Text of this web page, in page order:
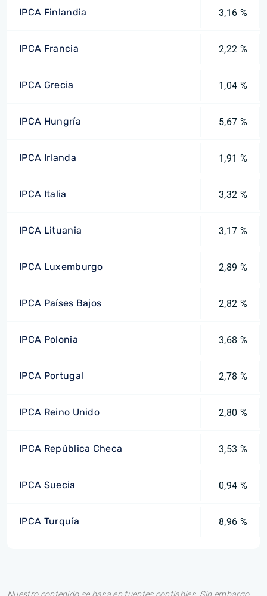
IPCA Finlandia 3,16 %
IPCA Francia 2,22 %
IPCA Grecia 1,04 %
IPCA Hungría 5,67 %
IPCA Irlanda 1,91 %
IPCA Italia 3,32 %
IPCA Lituania 3,17 %
IPCA Luxemburgo 2,89 %
IPCA Países Bajos 2,82 %
IPCA Polonia 3,68 %
IPCA Portugal 2,78 %
IPCA Reino Unido 2,80 %
IPCA República Checa 3,53 %
IPCA Suecia 0,94 %
IPCA Turquía 8,96 %